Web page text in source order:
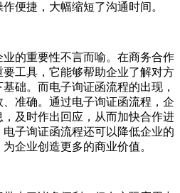
便捷，大幅缩短了沟通时间。
的重要性不言而喻。在商务合作
工具，它能够帮助企业了解对方
础。而电子询证函流程的出现，
准确。通过电子询证函流程，企
及时作出回应，从而加快合作进
子询证函流程还可以降低企业的
企业创造更多的商业价值。